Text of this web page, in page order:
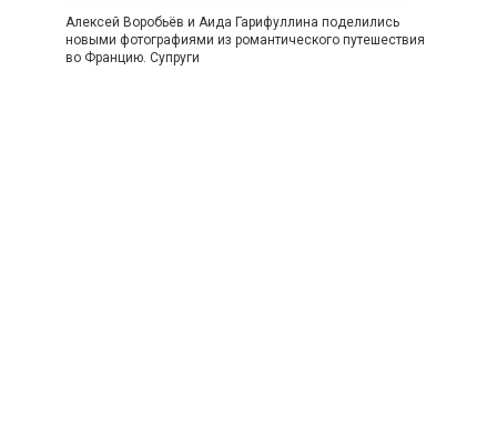
Алексей Воробьёв и Аида Гарифуллина поделились
новыми фотографиями из романтического путешествия
во Францию. Супруги